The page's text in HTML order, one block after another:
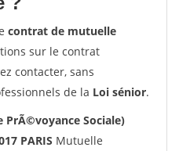
contrat de mutuelle
sur le contrat
contacter, sans
de la Loi sénior.
PrÃ©voyance Sociale)
PARIS Mutuelle